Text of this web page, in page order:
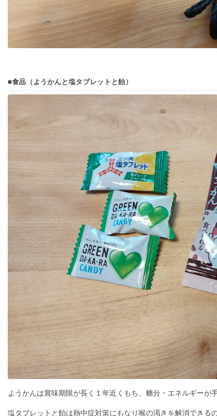
■食品（ようかんと塩タブレットと飴）
ようかんは賞味期限が長く１年近くもち、糖分・エネルギーが
塩タブレットと飴は熱中症対策にもなり喉の渇きを解消できる